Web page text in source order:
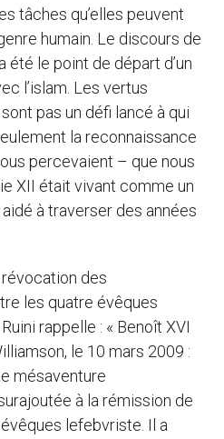
tâches qu’elles peuvent
humain. Le discours de
été le point de départ d’un
l’islam. Les vertus
pas un défi lancé à qui
la reconnaissance
percevaient – que nous
XII était vivant comme un
à traverser des années
des
les quatre évêques
rappelle : « Benoît XVI
le 10 mars 2009 :
mésaventure
à la rémission de
lefebvriste. Il a